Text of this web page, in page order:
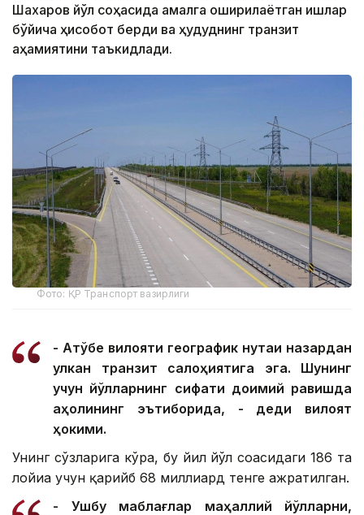
Шахаров йўл соҳасида амалга оширилаётган ишлар
бўйича ҳисобот берди ва ҳудуднинг транзит
аҳамиятини таъкидлади.
Фото: ҚР Транспорт вазирлиги
- Ақтўбе вилояти географик нуқтаи назардан
улкан транзит салоҳиятига эга. Шунинг
учун йўлларнинг сифати доимий равишда
аҳолининг эътиборида, - деди вилоят
ҳокими.
Унинг сўзларига кўра, бу йил йўл соҳасидаги 186 та
лойиҳа учун қарийб 68 миллиард тенге ажратилган.
- Ушбу маблағлар маҳаллий йўлларни,